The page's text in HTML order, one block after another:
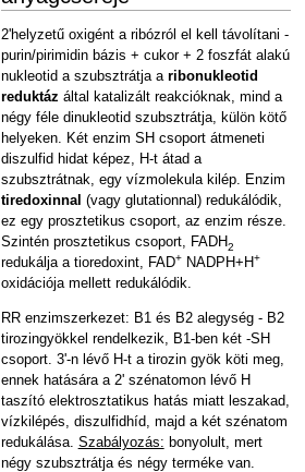
2'helyzetű oxigént a ribózról el kell távolítani -
purin/pirimidin bázis + cukor + 2 foszfát alakú
nukleotid a szubsztrátja a ribonukleotid
reduktáz által katalizált reakcióknak, mind a
négy féle dinukleotid szubsztrátja, külön kötő
helyeken. Két enzim SH csoport átmeneti
diszulfid hidat képez, H-t átad a
szubsztrátnak, egy vízmolekula kilép. Enzim
tiredoxinnal (vagy glutationnal) redukálódik,
ez egy prosztetikus csoport, az enzim része.
Szintén prosztetikus csoport, FADH2
redukálja a tioredoxint, FAD+NADPH+H+
oxidációja mellett redukálódik.
RR enzimszerkezet: B1 és B2 alegység - B2
tirozingyökkel rendelkezik, B1-ben két -SH
csoport. 3'-n lévő H-t a tirozin gyök köti meg,
ennek hatására a 2' szénatomon lévő H
taszító elektrosztatikus hatás miatt leszakad,
vízkilépés, diszulfidhíd, majd a két szénatom
redukálása. Szabályozás: bonyolult, mert
négy szubsztrátja és négy terméke van.